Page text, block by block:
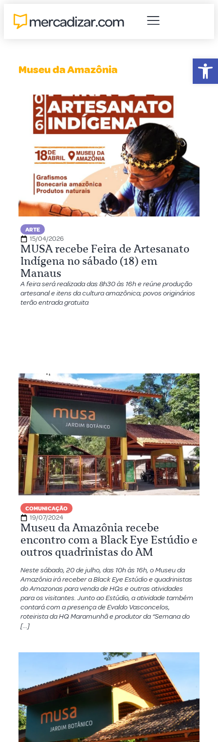
Museu da Amazônia
ARTE
15/04/2026
MUSA recebe Feira de Artesanato
Indígena no sábado (18) em
Manaus
A feira será realizada das 8h30 às 16h e reúne produção
artesanal e itens da cultura amazônica; povos originários
terão entrada gratuita
COMUNICAÇÃO
19/07/2024
Museu da Amazônia recebe
encontro com a Black Eye Estúdio e
outros quadrinistas do AM
Neste sábado, 20 de julho, das 10h às 16h, o Museu da
Amazônia irá receber a Black Eye Estúdio e quadrinistas
do Amazonas para venda de HQs e outras atividades
para os visitantes. Junto ao Estúdio, a atividade também
contará com a presença de Evaldo Vasconcelos,
roteirista da HQ Maramunhã e produtor da “Semana do
[…]